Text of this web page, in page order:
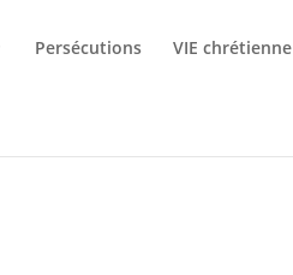
Persécutions VIE chrétienne